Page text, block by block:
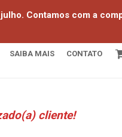
SAIBA MAIS CONTATO
cliente!
Contamos com a